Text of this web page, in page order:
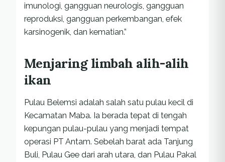
imunologi, gangguan neurologis, gangguan
reproduksi, gangguan perkembangan, efek
karsinogenik, dan kematian.”
Menjaring limbah alih-alih
ikan
Pulau Belemsi adalah salah satu pulau kecil di
Kecamatan Maba. Ia berada tepat di tengah
kepungan pulau-pulau yang menjadi tempat
operasi PT Antam. Sebelah barat ada Tanjung
Buli, Pulau Gee dari arah utara, dan Pulau Pakal